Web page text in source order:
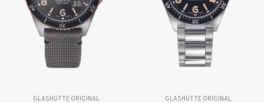
GLASHÜTTE ORIGINAL GLASHÜTTE ORIGINAL